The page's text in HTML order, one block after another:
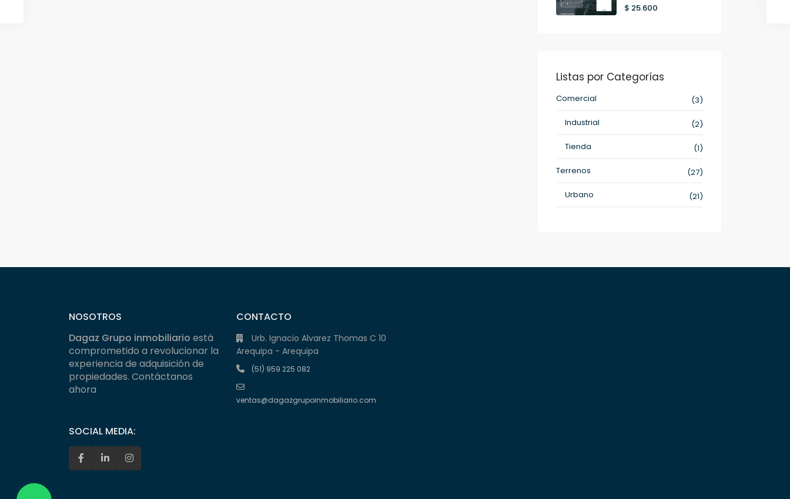
$ 25.600
Listas por Categorías
Comercial
(3)
Industrial
(2)
Tienda
(1)
Terrenos
(27)
Urbano
(21)
NOSOTROS
Dagaz Grupo inmobiliario está
comprometido a revolucionar la
experiencia de adquisición de
propiedades. Contáctanos
ahora
SOCIAL MEDIA:
CONTACTO
Urb. Ignacio Alvarez Thomas C 10
Arequipa - Arequipa
(51) 959 225 082
ventas@dagazgrupoinmobiliario.com